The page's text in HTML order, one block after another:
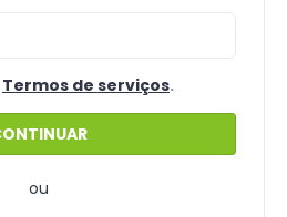
Termos de serviços.
ou